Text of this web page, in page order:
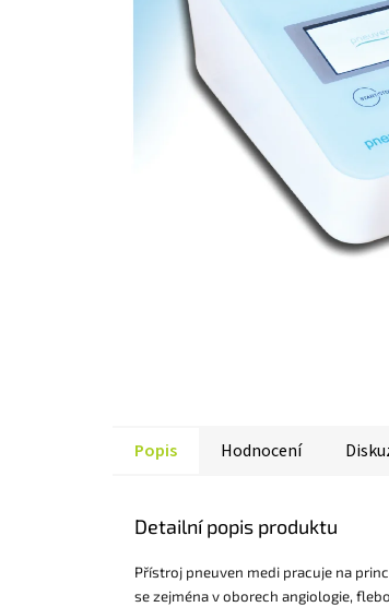
Popis Hodnocení
Detailní popis produktu
Přístroj pneuven medi pracuje na
se zejména v oborech angiologie,